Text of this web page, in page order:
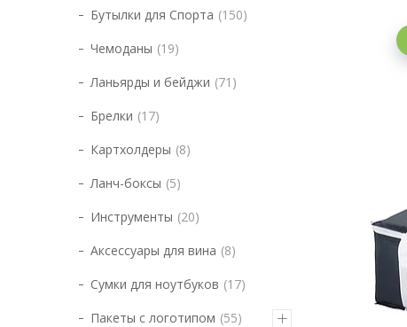
Бутылки для Спорта 150
Чемоданы 19
Ланьярды и бейджи 71
Брелки 17
Картхолдеры 8
Ланч-боксы 5
Инструменты 20
Аксессуары для вина 8
Сумки для ноутбуков 17
Пакеты с логотипом 55